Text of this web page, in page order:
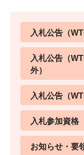
入札公告（
入札公告（
外）
入札公告（
入札参加資格
お知らせ・要